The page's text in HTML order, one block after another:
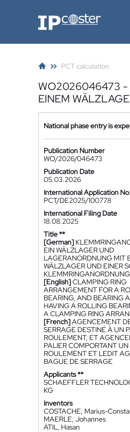
IP-Coster
PCT calculation
WO2026046473 -
EINEM
National phase entry is
Publication Number
WO/2026/046473
Publication Date
05.03.2026
International Application No.
PCT/DE2025/100778
International Filing Date
18.08.2025
Title **
[German]
EIN WÄLZLAGER UND
LAGERANORDNUNG MIT
WÄLZLAGER UND EINER
KLEMMRINGANORDNUNG
[English]CLAMPING RING
ARRANGEMENT FOR A
BEARING, AND BEARING
HAVING A ROLLING
A CLAMPING RING
[French]AGENCEMENT
SERRAGE DESTINÉ À UN
ROULEMENT, ET
PALIER COMPORTANT
ROULEMENT ET LEDIT
BAGUE DE SERRAGE
Applicants **
SCHAEFFLER
KG
Inventors
COSTACHE, Marius-
MAERLE, Johannes
ATIL, Hasan